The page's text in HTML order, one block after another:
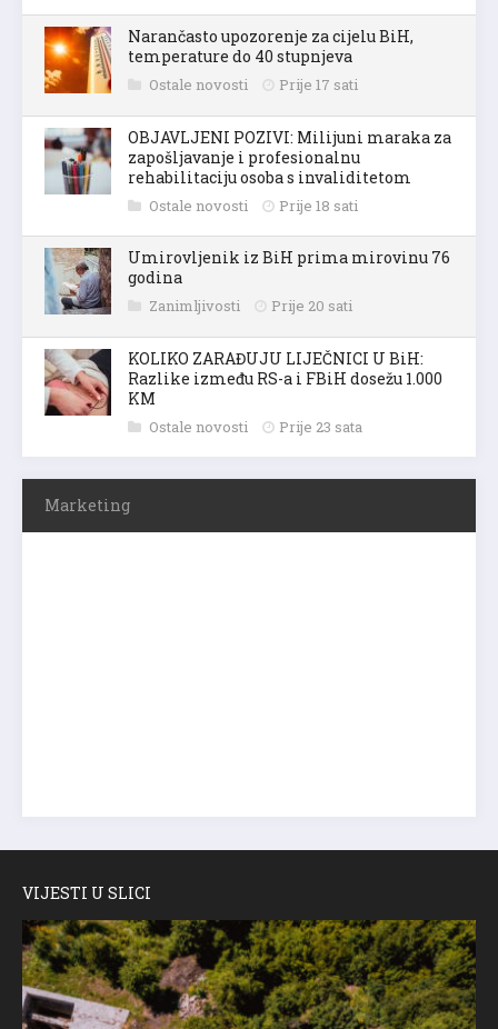
Narančasto upozorenje za cijelu BiH,
temperature do 40 stupnjeva
Ostale novosti Prije 17 sati
OBJAVLJENI POZIVI: Milijuni maraka za
zapošljavanje i profesionalnu
rehabilitaciju osoba s invaliditetom
Ostale novosti Prije 18 sati
Umirovljenik iz BiH prima mirovinu 76
godina
Zanimljivosti Prije 20 sati
KOLIKO ZARAĐUJU LIJEČNICI U BiH:
Razlike između RS-a i FBiH dosežu 1.000
KM
Ostale novosti Prije 23 sata
Marketing
VIJESTI U SLICI